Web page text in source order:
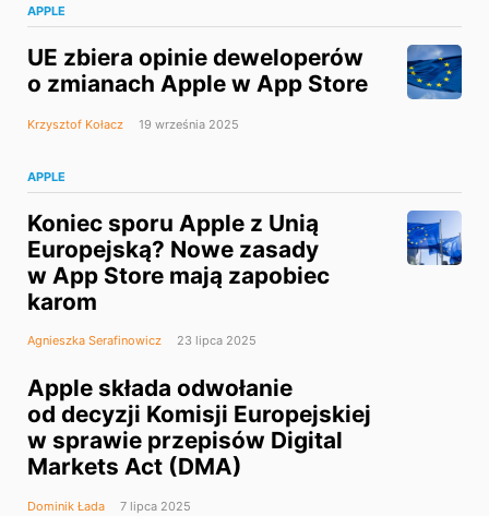
APPLE
UE zbiera opinie deweloperów
o zmianach Apple w App Store
Krzysztof Kołacz 19 września 2025
APPLE
Koniec sporu Apple z Unią
Europejską? Nowe zasady
w App Store mają zapobiec
karom
Agnieszka Serafinowicz 23 lipca 2025
Apple składa odwołanie
od decyzji Komisji Europejskiej
w sprawie przepisów Digital
Markets Act (DMA)
Dominik Łada 7 lipca 2025